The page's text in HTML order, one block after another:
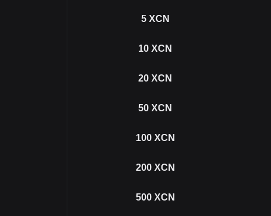
5 XCN
10 XCN
20 XCN
50 XCN
100 XCN
200 XCN
500 XCN